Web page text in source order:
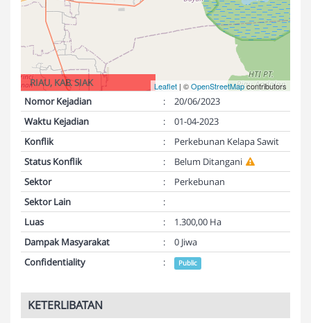
Leaflet | ©OpenStreetMapcontributors
RIAU, KAB. SIAK
Nomor Kejadian
:
20/06/2023
Waktu Kejadian
:
01-04-2023
Konflik
:
Perkebunan Kelapa Sawit
Status Konflik
:
Belum Ditangani
Sektor
:
Perkebunan
Sektor Lain
:
Luas
:
1.300,00 Ha
Dampak Masyarakat
:
0 Jiwa
Confidentiality
: Public
KETERLIBATAN